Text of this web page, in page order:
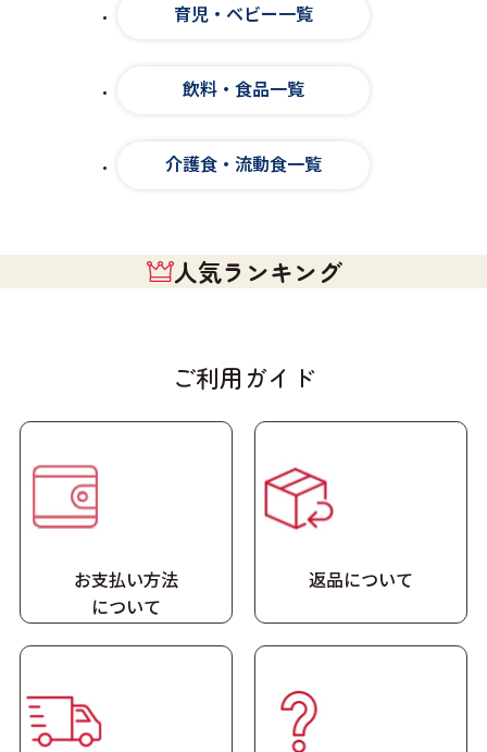
育児・ベビー一覧
飲料・食品一覧
介護食・流動食一覧
人気ランキング
ご利用ガイド
お支払い方法
について
返品について